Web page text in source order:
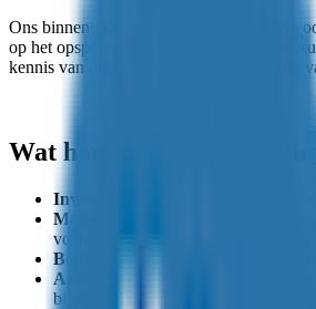
Ons binnenmilieu-onderzoek is geschikt
op het opsporen van factoren die invloed
kennis van omgevingsfactoren en gebruik
Wat houdt het
Inventarisatie:
We beginnen met
Metingen en analyses:
We voeren
vochtproblemen of andere factoren
Bouwkundige inspectie:
We
Analyse en advies:
De verzamelde
binnenmilieu te verbeteren.